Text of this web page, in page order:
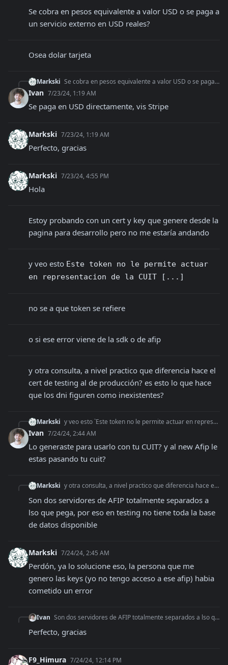
Se cobra en pesos equivalente a valor USD o se paga a
un servicio externo en USD reales?
Osea dolar tarjeta
Markski Se cobra en pesos equivalente a valor USD o se paga a un servicio externo en USD reales?
Ivan 7/23/24, 1:19 AM
Se paga en USD directamente, vis Stripe
Markski 7/23/24, 1:19 AM
Perfecto, gracias
Markski 7/23/24, 4:55 PM
Hola
Estoy probando con un cert y key que genere desde la
pagina para desarrollo pero no me estaría andando
y veo esto Este token no le permite actuar
en representacion de la CUIT [...]
no se a que token se refiere
o si ese error viene de la sdk o de afip
y otra consulta, a nivel practico que diferencia hace el
cert de testing al de producción? es esto lo que hace
que los dni figuren como inexistentes?
Markski y veo esto `Este token no le permite actuar en representacion de la CUIT [...]`
Ivan 7/24/24, 2:44 AM
Lo generaste para usarlo con tu CUIT? y al new Afip le
estas pasando tu cuit?
Markski y otra consulta, a nivel practico que diferencia hace el cert de testing al de producción? es esto lo que hace que los dni figuren como inexistentes?
Son dos servidores de AFIP totalmente separados a
lso que pega, por eso en testing no tiene toda la base
de datos disponible
Markski 7/24/24, 2:45 AM
Perdón, ya lo solucione eso, la persona que me
genero las keys (yo no tengo acceso a ese afip) habia
cometido un error
Ivan Son dos servidores de AFIP totalmente separados a lso que pega, por eso en testing no tiene toda la base de datos disponible
Perfecto, gracias
F9_Himura 7/24/24, 12:14 PM